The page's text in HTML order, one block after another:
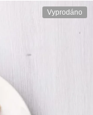
Vyprodáno